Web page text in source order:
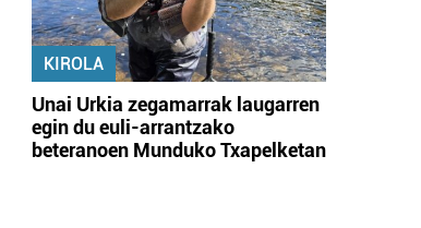
KIROLA
Unai Urkia zegamarrak laugarren
egin du euli-arrantzako
beteranoen Munduko Txapelketan